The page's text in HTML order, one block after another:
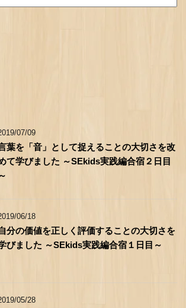
07/09
葉を「音」として捉えることの大切さを改
て学びました ～SEkids実践編合宿２日目
～
06/18
分の価値を正しく評価することの大切さを
びました ～SEkids実践編合宿１日目～
05/28